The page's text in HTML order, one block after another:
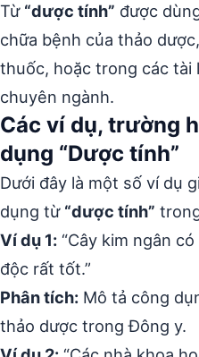
Từ “dược tính” được
chữa bệnh của thảo
thuốc, hoặc trong các tài
chuyên ngành.
Các ví dụ, trường
dụng “Dược tính”
Dưới đây là một số ví dụ
dụng từ “dược tính”
Ví dụ 1: “Cây kim ngân
độc rất tốt.”
Phân tích: Mô tả công
thảo dược trong Đông y.